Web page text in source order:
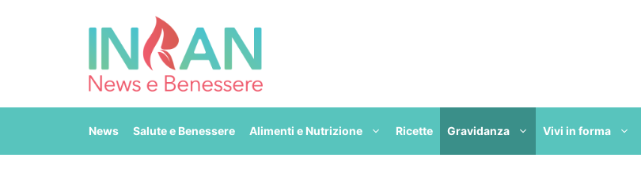
News Salute e Benessere Alimenti e Nutrizione Ricette Gravidanza Vivi in forma